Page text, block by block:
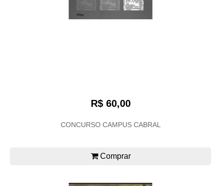
R$ 60,00
CONCURSO CAMPUS CABRAL
Comprar